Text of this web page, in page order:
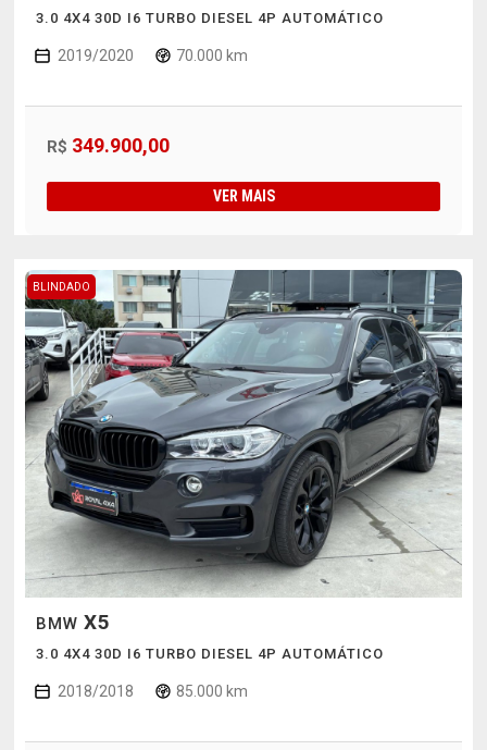
3.0 4X4 30D I6 TURBO DIESEL 4P AUTOMÁTICO
2019/2020 70.000 km
R$ 349.900,00
VER MAIS
BLINDADO
BMW X5
3.0 4X4 30D I6 TURBO DIESEL 4P AUTOMÁTICO
2018/2018 85.000 km